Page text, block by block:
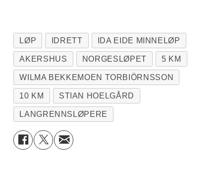
LØP IDRETT IDA EIDE MINNELØP
AKERSHUS NORGESLØPET 5 KM
WILMA BEKKEMOEN TORBIÖRNSSON
10 KM STIAN HOELGÅRD
LANGRENNSLØPERE